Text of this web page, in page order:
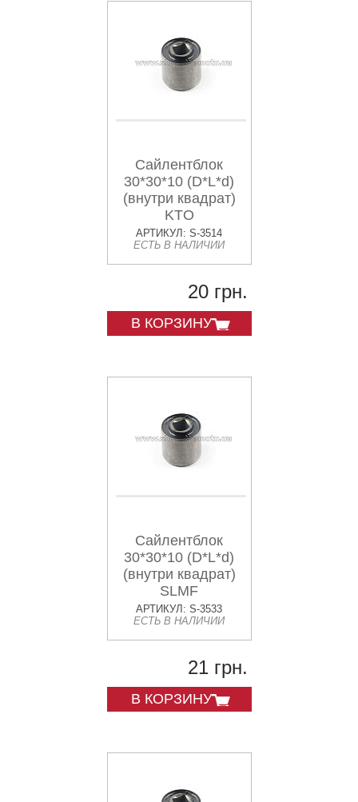
Сайлентблок
30*30*10 (D*L*d)
(внутри квадрат)
KTO
АРТИКУЛ: S-3514
ЕСТЬ В НАЛИЧИИ
20 грн.
В КОРЗИНУ
Сайлентблок
30*30*10 (D*L*d)
(внутри квадрат)
SLMF
АРТИКУЛ: S-3533
ЕСТЬ В НАЛИЧИИ
21 грн.
В КОРЗИНУ